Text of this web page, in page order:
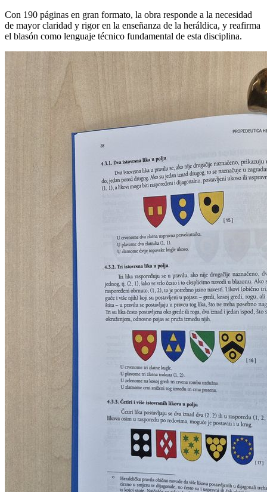
Con 190 páginas en gran formato, la obra responde a la necesidad
de mayor claridad y rigor en la enseñanza de la heráldica, y reafirma
el blasón como lenguaje técnico fundamental de esta disciplina.